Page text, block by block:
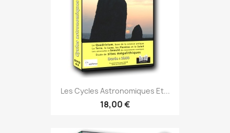
Les Cycles Astronomiques Et...
18,00 €